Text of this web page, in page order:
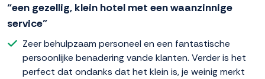
“een gezellig, klein hotel met een waanzinnige
service”
Zeer behulpzaam personeel en een fantastische
persoonlijke benadering vande klanten. Verder is het
perfect dat ondanks dat het klein is, je weinig merkt